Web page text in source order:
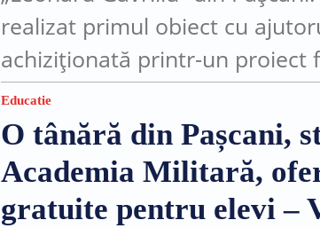
realizat primul obiect cu
achiziționată printr-un proiect
Național de Redresare și
Echipamentul face parte din
cadrul...
Educatie
O tânără din Pașcani,
Academia Militară,
gratuite pentru elevi –